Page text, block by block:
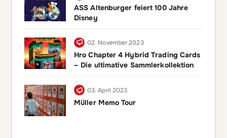
ASS Altenburger feiert 100 Jahre
Disney
02. November 2023
Hro Chapter 4 Hybrid Trading Cards
– Die ultimative Sammlerkollektion
03. April 2023
Müller Memo Tour